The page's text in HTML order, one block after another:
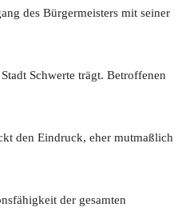
des Bürgermeisters mit seiner
Schwerte trägt. Betroffenen
den Eindruck, eher mutmaßlich
der gesamten